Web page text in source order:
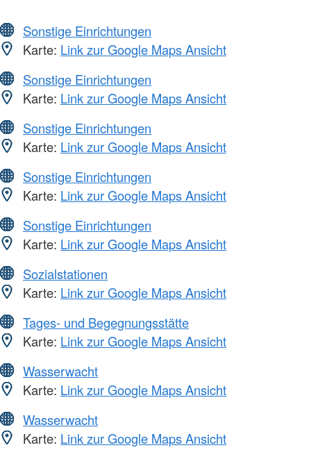
Sonstige Einrichtungen
Karte: Link zur Google Maps Ansicht
Sonstige Einrichtungen
Karte: Link zur Google Maps Ansicht
Sonstige Einrichtungen
Karte: Link zur Google Maps Ansicht
Sonstige Einrichtungen
Karte: Link zur Google Maps Ansicht
Sonstige Einrichtungen
Karte: Link zur Google Maps Ansicht
Sozialstationen
Karte: Link zur Google Maps Ansicht
Tages- und Begegnungsstätte
Karte: Link zur Google Maps Ansicht
Wasserwacht
Karte: Link zur Google Maps Ansicht
Wasserwacht
Karte: Link zur Google Maps Ansicht